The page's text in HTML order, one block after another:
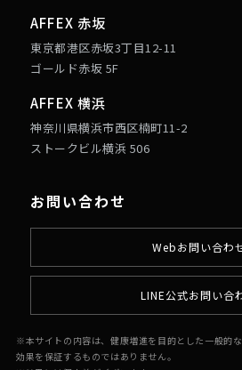
AFFEX 赤坂
東京都港区赤坂3丁目12-11
ゴールド赤坂 5F
AFFEX 横浜
神奈川県横浜市西区楠町11-2
ストークビル横浜 506
お問い合わせ
Webお問い合わ
LINE公式お問い合
※本サイトの内容は、健康増進を目的とした一般的
効果を保証するものではありません。